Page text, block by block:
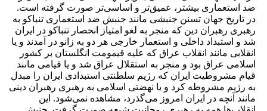
ضد استعمارى بیشتر، عمیق‌تر و اساسى‌تر صورت گرفته است.
در تاریخ جهان تسنن جنبشى مانند جنبش ضد استعمارى تنباکو به
رهبرى رهبران دین که منجر به لغو امتیاز انحصار تنباکو در ایران
شد و استبداد داخلى و استعمار خارجى هر دو به زانو در آمدند و یا
انقلابى مانند انقلاب عراق که علیه قیمومت انگلستان بر کشور
اسلامى عراق بود و منجر به استقلال عراق شد و یا قیامى مانند
قیام مشروطیت ایران که رژیم سلطنتى استبدادى ایران را مبدل
به رژیم مشروطه کرد و یا نهضتى اسلامى به رهبرى رهبران دینى
مانند آنچه در ایران امروز مى‌گذرد، مشاهده نمى‌شود. این